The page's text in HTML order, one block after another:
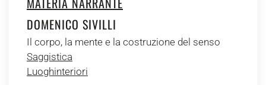
DOMENICO SIVILLI
Il corpo, la mente e la costruzione del senso
Saggistica
Luoghinteriori